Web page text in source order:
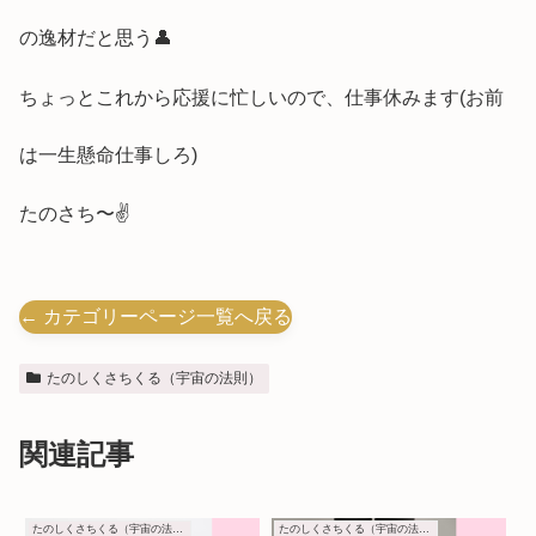
の逸材だと思う👤
ちょっとこれから応援に忙しいので、仕事休みます(お前
は一生懸命仕事しろ)
たのさち〜✌️
← カテゴリーページ一覧へ戻る
たのしくさちくる（宇宙の法則）
関連記事